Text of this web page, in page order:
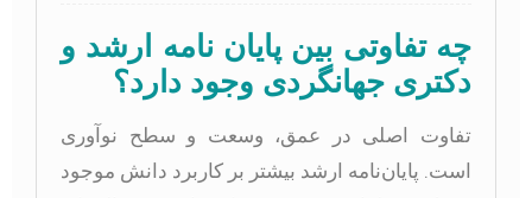
چه تفاوتی بین پایان نامه ارشد و
دکتری جهانگردی وجود دارد؟
تفاوت اصلی در عمق، وسعت و سطح نوآوری
است. پایان‌نامه ارشد بیشتر بر کاربرد دانش موجود